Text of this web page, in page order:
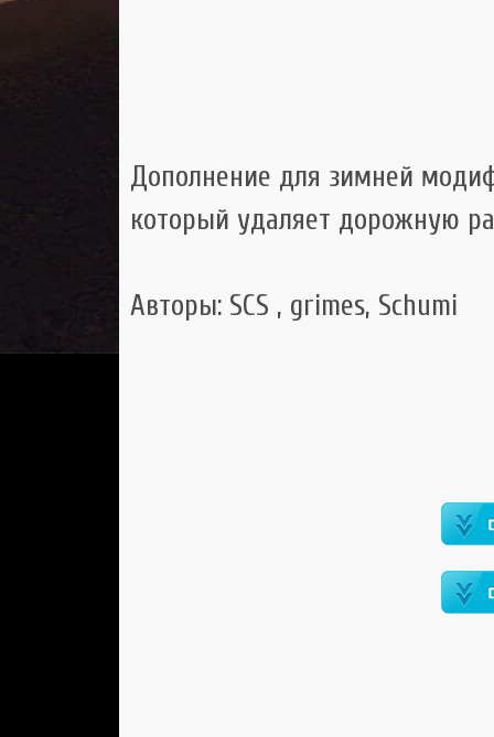
Дополнение для зимней
который удаляет дорожную
Авторы: SCS , grimes, Schumi